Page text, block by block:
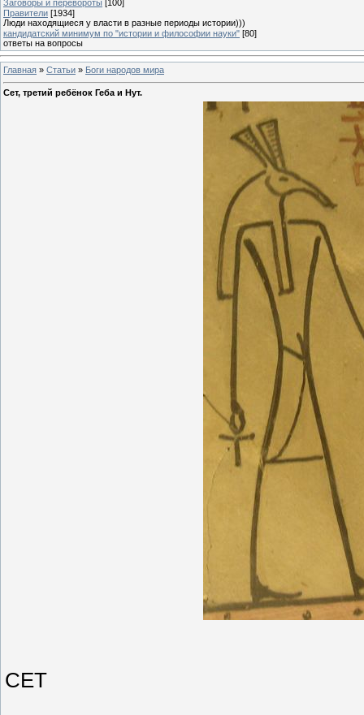
Заговоры и перевороты [100]
Правители [1934]
Люди находящиеся у власти в разные периоды истории)))
кандидатский минимум по "истории и философии науки" [80]
ответы на вопросы
Главная » Статьи » Боги народов мира
Сет, третий ребёнок Геба и Нут.
СЕТ